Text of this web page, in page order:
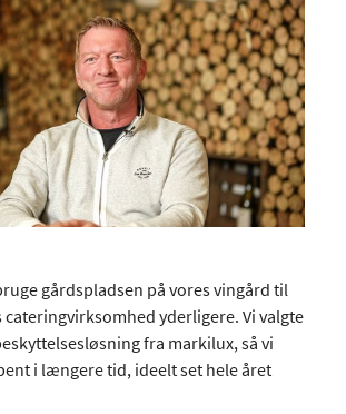
gårdspladsen på vores vingård til
cateringvirksomhed yderligere. Vi valgte
fra markilux, så vi
i længere tid, ideelt set hele året